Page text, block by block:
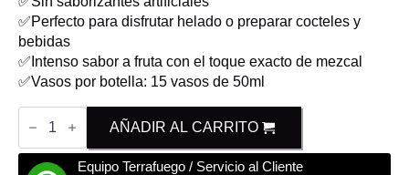
✅Perfecto para disfrutar helado o preparar cocteles y
bebidas
✅Intenso sabor a fruta con el toque exacto de mezcal
✅Vasos por botella: 15 vasos de 50ml
Licor
de
con
Maracuyá
AÑADIR AL CARRITO
Equipo Terrafuego / Servicio al Cliente